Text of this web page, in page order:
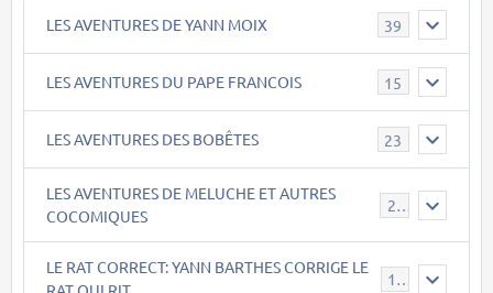
LES AVENTURES DE YANN MOIX 39
LES AVENTURES DU PAPE FRANCOIS 15
LES AVENTURES DES BOBÊTES 23
LES AVENTURES DE MELUCHE ET AUTRES
COCOMIQUES
22
LE RAT CORRECT: YANN BARTHES CORRIGE LE
15